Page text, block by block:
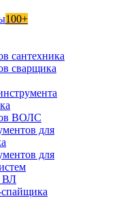
100+
сантехника
сварщика
ВОЛС
для
для
ВЛ